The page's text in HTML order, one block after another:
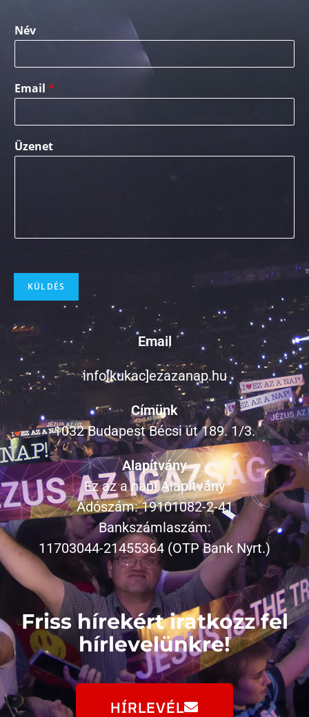
Név
Email *
Üzenet
KÜLDÉS
Email
info[kukac]ezazanap.hu
Címünk
1032 Budapest Bécsi út 189. 1/3.
Alapítvány
Ez az a nap! Alapítvány
Adószám: 19101082-2-41
Bankszámlaszám:
11703044-21455364 (OTP Bank Nyrt.)
Friss hírekért iratkozz fel
hírlevelünkre!
HÍRLEVÉL